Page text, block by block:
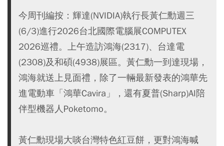
今周刊編按：輝達(NVIDIA)執行長黃仁勳週三
(6/3)進行2026台北國際電腦展COMPUTEX
2026巡禮。上午造訪鴻海(2317)、台達電
(2308)及和碩(4938)展區。黃仁勳一到達現場，
鴻海就送上見面禮，除了一輛最新發表的鴻華先
進電動車「鴻華Cavira」，還有夏普(Sharp)AI陪
伴型機器人Poketomo。
黃仁勳現場大啖台灣特色紅豆餅，更對鴻海喊